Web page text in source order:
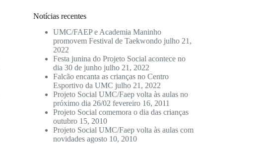
Notícias recentes
UMC/FAEP e Academia Maninho
promovem Festival de Taekwondo julho 21,
2022
Festa junina do Projeto Social acontece no
dia 30 de junho julho 21, 2022
Falcão encanta as crianças no Centro
Esportivo da UMC julho 21, 2022
Projeto Social UMC/Faep volta às aulas no
próximo dia 26/02 fevereiro 16, 2011
Projeto Social comemora o dia das crianças
outubro 15, 2010
Projeto Social UMC/Faep volta às aulas com
novidades agosto 10, 2010